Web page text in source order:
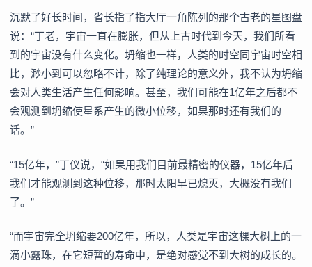
沉默了好长时间，省长指了指大厅一角陈列的那个古老的星图盘
说：“丁老，宇宙一直在膨胀，但从上古时代到今天，我们所看
到的宇宙没有什么变化。坍缩也一样，人类的时空同宇宙时空相
比，渺小到可以忽略不计，除了纯理论的意义外，我不认为坍缩
会对人类生活产生任何影响。甚至，我们可能在1亿年之后都不
会观测到坍缩使星系产生的微小位移，如果那时还有我们的
话。”
“15亿年，”丁仪说，“如果用我们目前最精密的仪器，15亿年后
我们才能观测到这种位移，那时太阳早已熄灭，大概没有我们
了。”
“而宇宙完全坍缩要200亿年，所以，人类是宇宙这棵大树上的一
滴小露珠，在它短暂的寿命中，是绝对感觉不到大树的成长的。